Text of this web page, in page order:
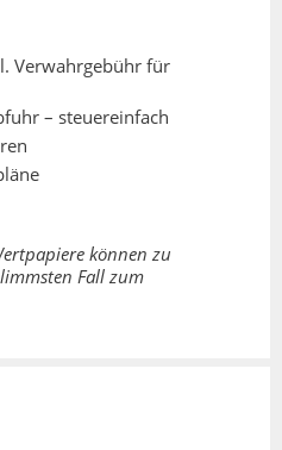
Verwahrgebühr für
– steuereinfach
können zu
Fall zum